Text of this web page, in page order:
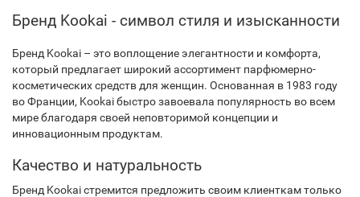
Бренд Kookai - символ стиля и изысканности
Бренд Kookai – это воплощение элегантности и комфорта,
который предлагает широкий ассортимент парфюмерно-
косметических средств для женщин. Основанная в 1983 году
во Франции, Kookai быстро завоевала популярность во всем
мире благодаря своей неповторимой концепции и
инновационным продуктам.
Качество и натуральность
Бренд Kookai стремится предложить своим клиенткам только